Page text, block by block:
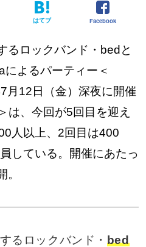
はてブ Facebook
るロックバンド・bedと
よるパーティー＜
月12日（金）深夜に開催
は、今回が5回目を迎え
人以上、2回目は400
している。開催にあたっ
るロックバンド・ bed